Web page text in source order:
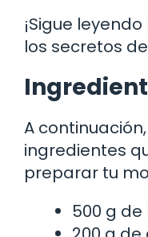
¡Sigue
los secretos
A
ingredientes
preparar tu
500 g